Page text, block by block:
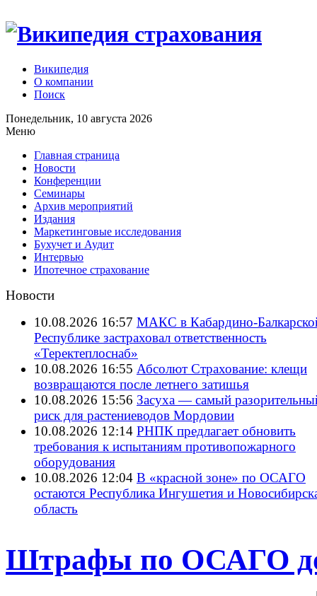
Википедия
О компании
Поиск
Понедельник, 10 августа 2026
Меню
Главная страница
Новости
Конференции
Семинары
Архив мероприятий
Издания
Маркетинговые исследования
Бухучет и Аудит
Интервью
Ипотечное страхование
Новости
10.08.2026 16:57 МАКС в Кабардино-
Республике застраховал ответственность
«Теректеплоснаб»
10.08.2026 16:55 Абсолют Страхование: клещи
возвращаются после летнего затишья
10.08.2026 15:56 Засуха — самый
риск для растениеводов Мордовии
10.08.2026 12:14 РНПК предлагает обновить
требования к испытаниям противопожарного
оборудования
10.08.2026 12:04 В «красной зоне» по ОСАГО
остаются Республика Ингушетия и
область
Штрафы по ОСАГО